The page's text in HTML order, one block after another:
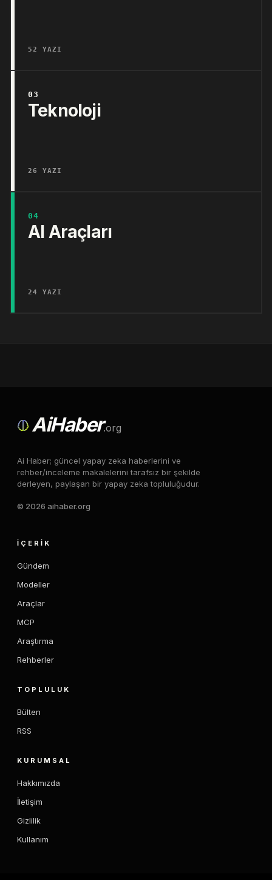
52 YAZI
03
Teknoloji
26 YAZI
04
AI Araçları
24 YAZI
AiHaber.org
Ai Haber; güncel yapay zeka haberlerini ve
rehber/inceleme makalelerini tarafsız bir şekilde
derleyen, paylaşan bir yapay zeka topluluğudur.
© 2026 aihaber.org
İÇERIK
Gündem
Modeller
Araçlar
MCP
Araştırma
Rehberler
TOPLULUK
Bülten
RSS
KURUMSAL
Hakkımızda
İletişim
Gizlilik
Kullanım